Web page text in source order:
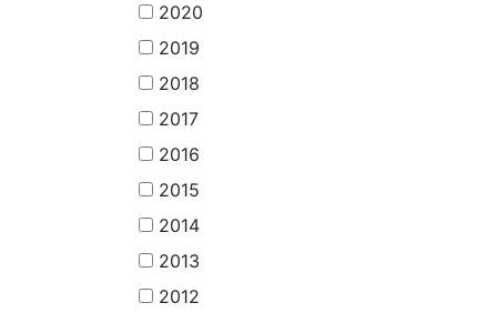
2020
2019
2018
2017
2016
2015
2014
2013
2012